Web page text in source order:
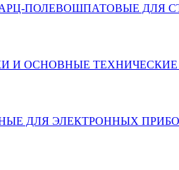
ПОЛЕВОШПАТОВЫЕ
И ОСНОВНЫЕ
ДЛЯ ЭЛЕКТРОННЫХ